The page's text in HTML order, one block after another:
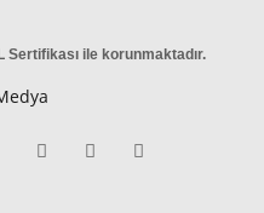
Sertifikası ile korunmaktadır.